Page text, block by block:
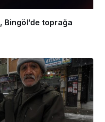
Bingöl’de toprağa